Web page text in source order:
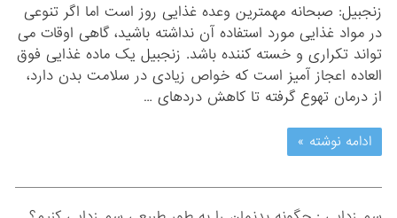
زنجبیل: صبحانه مهمترین وعده غذایی روز است اما اگر تنوعی
در مواد غذایی مورد استفاده آن نداشته باشید، گاهی اوقات می
تواند تکراری و خسته کننده باشد. زنجبیل یک ماده غذایی فوق
العاده اعجاز آمیز است که خواص زیادی در سلامت بدن دارد،
از درمان تهوع گرفته تا کاهش دردهای …
ادامه نوشته »